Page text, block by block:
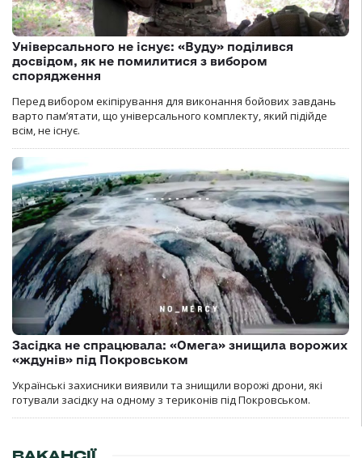
Універсального не існує: «Вуду» поділився
досвідом, як не помилитися з вибором
спорядження
Перед вибором екіпірування для виконання бойових завдань
варто пам’ятати, що універсального комплекту, який підійде
всім, не існує.
Засідка не спрацювала: «Омега» знищила ворожих
«ждунів» під Покровськом
Українські захисники виявили та знищили ворожі дрони, які
готували засідку на одному з териконів під Покровськом.